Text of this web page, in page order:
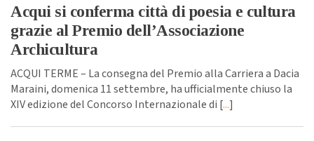
Acqui si conferma città di poesia e cultura
grazie al Premio dell’Associazione
Archicultura
ACQUI TERME – La consegna del Premio alla Carriera a Dacia
Maraini, domenica 11 settembre, ha ufficialmente chiuso la
XIV edizione del Concorso Internazionale di [...]